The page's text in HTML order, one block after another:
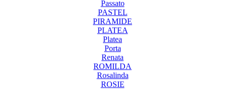
Passato
PASTEL
PIRAMIDE
PLATEA
Platea
Porta
Renata
ROMILDA
Rosalinda
ROSIE